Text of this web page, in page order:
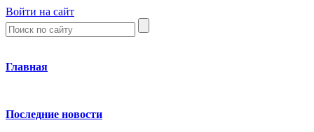
Войти на сайт
Главная
Последние новости